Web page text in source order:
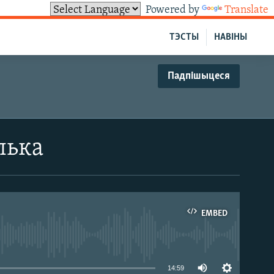
Powered by Translate
НАВІНЫ
ТЭСТЫ
Падпішыцеся
EMBED
14:59